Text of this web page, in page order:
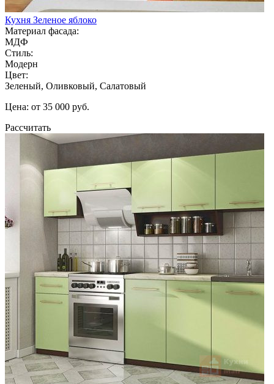
Кухня Зеленое яблоко
Материал фасада:
МДФ
Стиль:
Модерн
Цвет:
Зеленый, Оливковый, Салатовый
Цена: от 35 000 руб.
Рассчитать